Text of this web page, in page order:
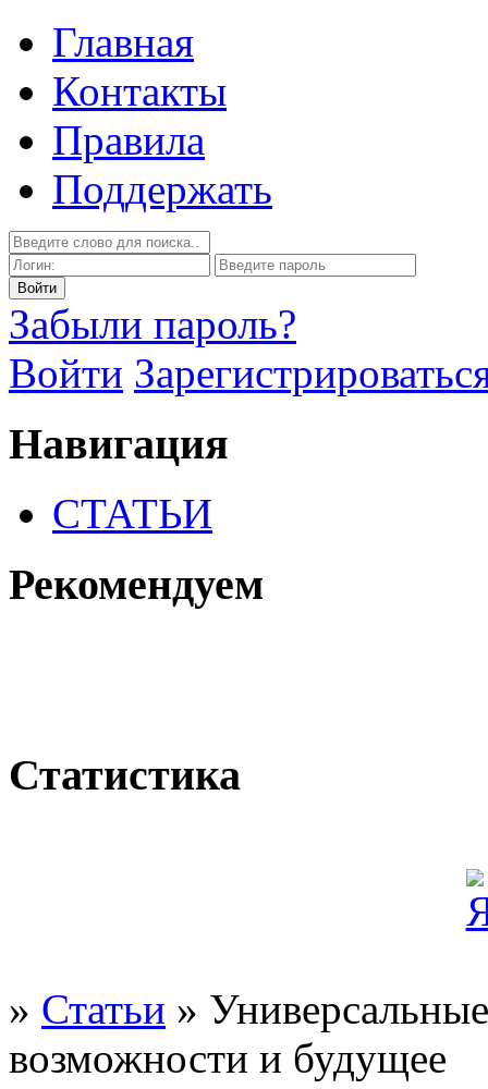
Главная
Контакты
Правила
Поддержать
Забыли пароль?
Войти
Навигация
СТАТЬИ
Рекомендуем
Статистика
» Статьи »
возможности и будущее